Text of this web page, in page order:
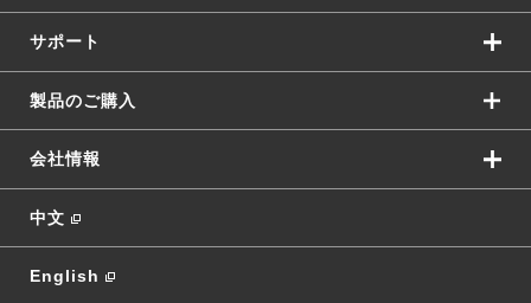
サポート
製品のご購入
会社情報
中文
English